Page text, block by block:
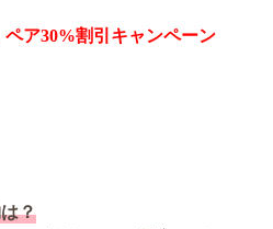
ペア30%割引キャンペーン
？